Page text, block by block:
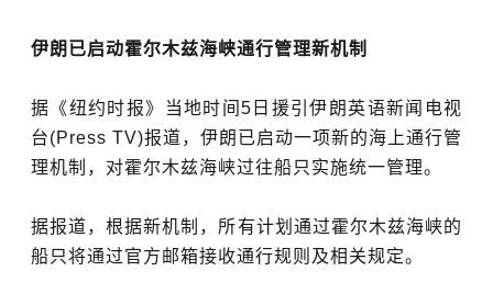
伊朗已启动霍尔木兹海峡通行管理新机制
据《纽约时报》当地时间5日援引伊朗英语新闻电视
台(Press TV)报道，伊朗已启动一项新的海上通行管
理机制，对霍尔木兹海峡过往船只实施统一管理。
据报道，根据新机制，所有计划通过霍尔木兹海峡的
船只将通过官方邮箱接收通行规则及相关规定。